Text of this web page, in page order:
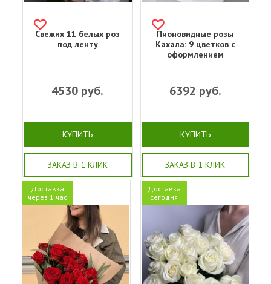
Свежих 11 белых роз
под ленту
4530 руб.
КУПИТЬ
ЗАКАЗ В 1 КЛИК
Пионовидные розы
Кахала: 9 цветков с
оформлением
6392 руб.
КУПИТЬ
ЗАКАЗ В 1 КЛИК
Доставка
через 1 час
Доставка
сегодня